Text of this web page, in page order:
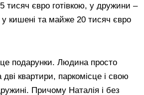
тисяч євро готівкою, у дружини –
у кишені та майже 20 тисяч євро
подарунки. Людина просто
дві квартири, паркомісце і свою
Причому Наталія і без